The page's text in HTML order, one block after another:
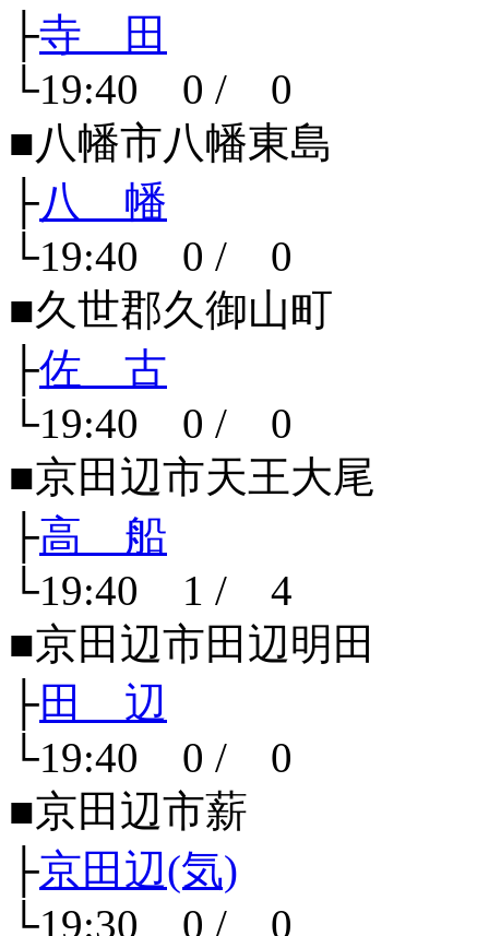
├寺 田
└19:40 0 / 0
■八幡市八幡東島
├八 幡
└19:40 0 / 0
■久世郡久御山町
├佐 古
└19:40 0 / 0
■京田辺市天王大尾
├高 船
└19:40 1 / 4
■京田辺市田辺明田
├田 辺
└19:40 0 / 0
■京田辺市薪
├京田辺(気)
└19:30 0 / 0